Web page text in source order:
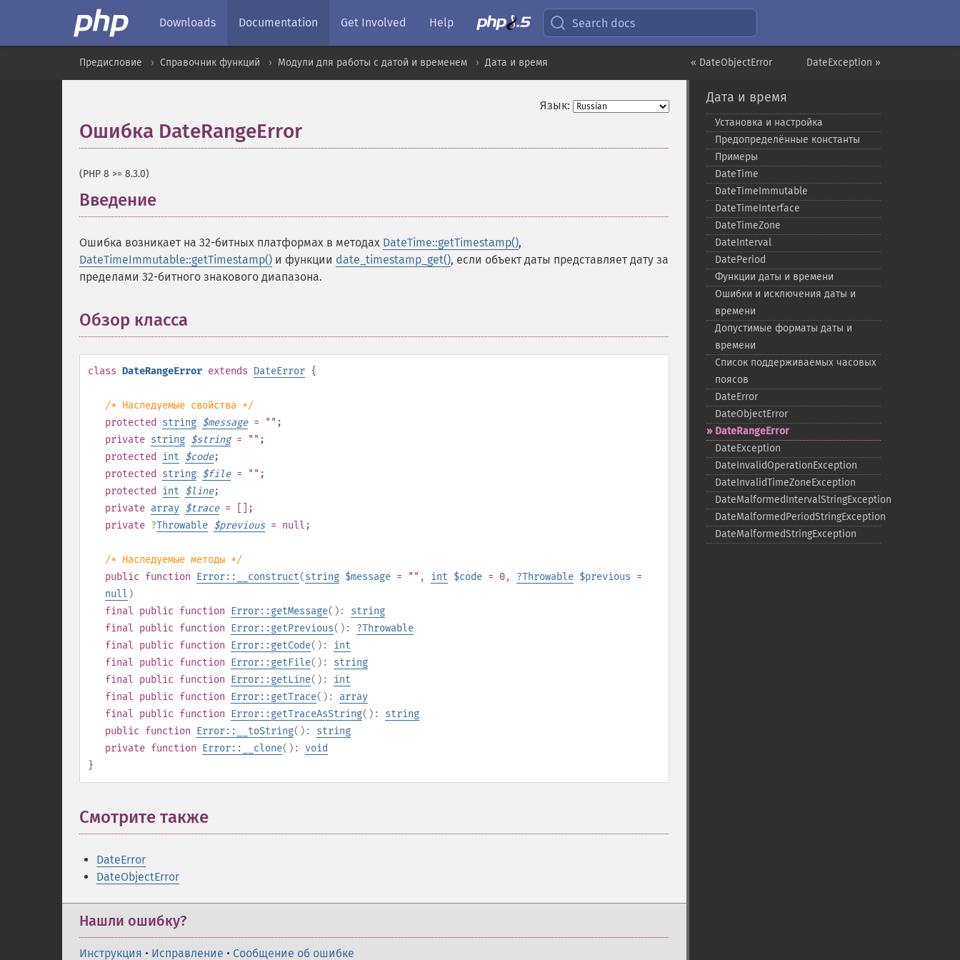
Downloads Documentation Get Involved Help Search docs
DateException »
« DateObjectError
Предисловие Справочник функций Модули для работы с датой и временем Дата и время
Язык:
Ошибка DateRangeError
(PHP 8 >= 8.3.0)
Введение
Ошибка возникает на 32-битных платформах в методах DateTime::getTimestamp(),
DateTimeImmutable::getTimestamp() и функции date_timestamp_get(), если объект даты представляет дату за
пределами 32-битного знакового диапазона.
Обзор класса
class DateRangeError extends DateError {
/* Наследуемые свойства */
protected
string $message= "" ;
private string $string= "" ;
protected
int $code;
protected
string $file= "" ;
protected
int $line;
private array $trace= []
;
private ?Throwable $previous= null ;
/* Наследуемые методы */
public function Error::__construct(string $message = "" , int $code = 0, ?Throwable $previous =
null )
final public function Error::getMessage(): string
final public function Error::getPrevious(): ?Throwable
final public function Error::getCode(): int
final public function Error::getFile(): string
final public function Error::getLine(): int
final public function Error::getTrace(): array
final public function Error::getTraceAsString(): string
public function Error::__toString(): string
private function Error::__clone(): void
}
Смотрите также
DateError
DateObjectError
Нашли ошибку?
Инструкция • Исправление • Сообщение об ошибке
Дата и время
Установка и настройка
Предопределённые константы
Примеры
DateTime
DateTimeImmutable
DateTimeInterface
DateTimeZone
DateInterval
DatePeriod
Функции даты и времени
Ошибки и исключения даты и
времени
Допустимые форматы даты и
времени
Список поддерживаемых часовых
поясов
DateError
DateObjectError
DateRangeError
DateException
DateInvalidOperationException
DateInvalidTimeZoneException
DateMalformedIntervalStringException
DateMalformedPeriodStringException
DateMalformedStringException